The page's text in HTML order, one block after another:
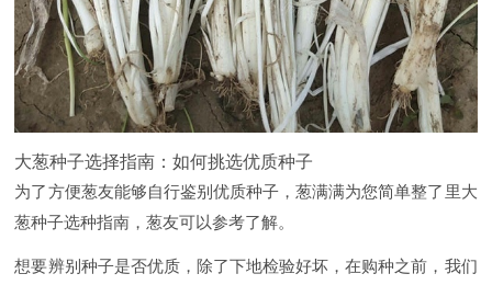
大葱种子选择指南：如何挑选优质种子
为了方便葱友能够自行鉴别优质种子，葱满满为您简单整了里大
葱种子选种指南，葱友可以参考了解。
想要辨别种子是否优质，除了下地检验好坏，在购种之前，我们